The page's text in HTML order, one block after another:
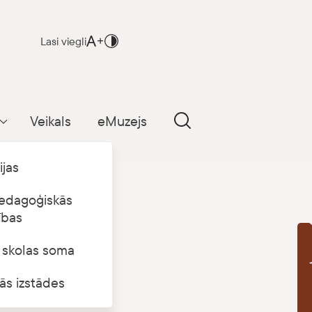
Lasi viegli
Parādīt apakšizvēlni
soma
izstādes
Veikals eMuzejs